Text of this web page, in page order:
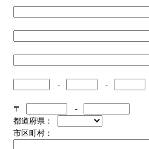
- -
〒
-
都道府県：
市区町村：